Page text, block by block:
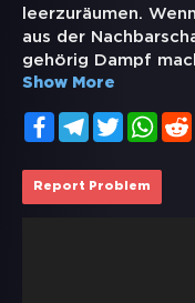
leerzuräumen.
aus der
gehörig Dampf
Show More
FacebookTelegramTwitter
Report Problem